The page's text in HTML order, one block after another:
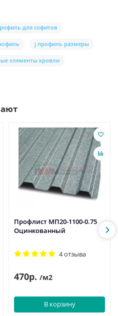
для софитов
j профиль размеры
элементы кровли
Профлист МП20-1100-0.75
Оцинкованный
4 отзыва
470р. /м2
В корзину